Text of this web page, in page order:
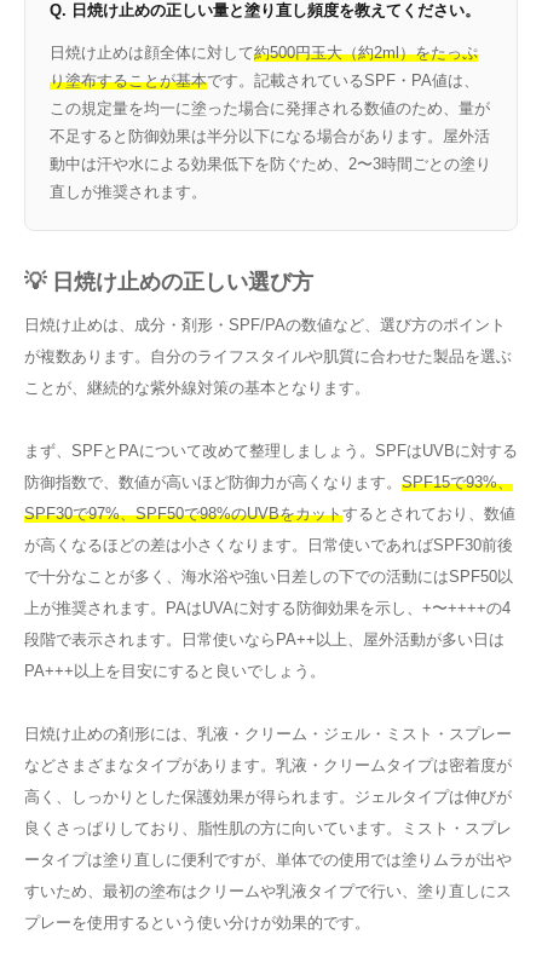
Q. 日焼け止めの正しい量と塗り直し頻度を教えてください。
日焼け止めは顔全体に対して約500円玉大（約2ml）をたっぷ
り塗布することが基本です。記載されているSPF・PA値は、
この規定量を均一に塗った場合に発揮される数値のため、量が
不足すると防御効果は半分以下になる場合があります。屋外活
動中は汗や水による効果低下を防ぐため、2〜3時間ごとの塗り
直しが推奨されます。
💡 日焼け止めの正しい選び方
日焼け止めは、成分・剤形・SPF/PAの数値など、選び方のポイント
が複数あります。自分のライフスタイルや肌質に合わせた製品を選ぶ
ことが、継続的な紫外線対策の基本となります。
まず、SPFとPAについて改めて整理しましょう。SPFはUVBに対する
防御指数で、数値が高いほど防御力が高くなります。 SPF15で93%、
SPF30で97%、SPF50で98%のUVBをカットするとされており、数値
が高くなるほどの差は小さくなります。日常使いであればSPF30前後
で十分なことが多く、海水浴や強い日差しの下での活動にはSPF50以
上が推奨されます。PAはUVAに対する防御効果を示し、+〜++++の4
段階で表示されます。日常使いならPA++以上、屋外活動が多い日は
PA+++以上を目安にすると良いでしょう。
日焼け止めの剤形には、乳液・クリーム・ジェル・ミスト・スプレー
などさまざまなタイプがあります。乳液・クリームタイプは密着度が
高く、しっかりとした保護効果が得られます。ジェルタイプは伸びが
良くさっぱりしており、脂性肌の方に向いています。ミスト・スプレ
ータイプは塗り直しに便利ですが、単体での使用では塗りムラが出や
すいため、最初の塗布はクリームや乳液タイプで行い、塗り直しにス
プレーを使用するという使い分けが効果的です。